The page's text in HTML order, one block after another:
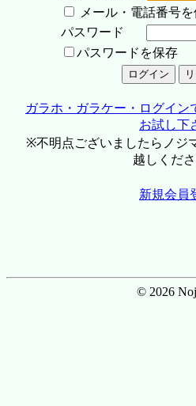
メール・電話番号
パスワード
パスワードを保存
ガラホ・ガラケー・ログイン
お試し下
※不明点ございましたらノジ
越しくださ
新規会員
© 2026